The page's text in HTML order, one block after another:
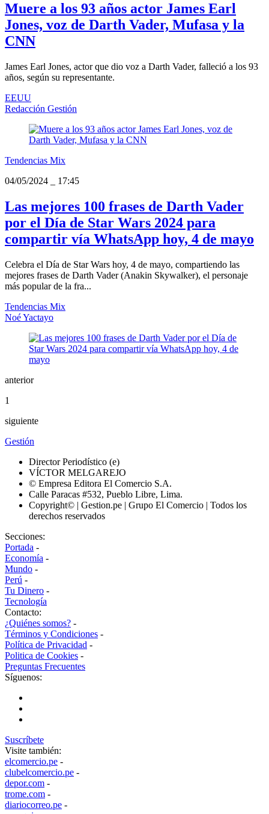
Muere a los 93 años actor James Earl
Jones, voz de Darth Vader, Mufasa y la
CNN
James Earl Jones, actor que dio voz a Darth Vader, falleció a los 93
años, según su representante.
EEUU
Redacción Gestión
Tendencias Mix
04/05/2024
17:45
Las mejores 100 frases de Darth Vader
por el Día de Star Wars 2024 para
compartir vía WhatsApp hoy, 4 de mayo
Celebra el Día de Star Wars hoy, 4 de mayo, compartiendo las
mejores frases de Darth Vader (Anakin Skywalker), el personaje
más popular de la fra...
Tendencias Mix
Noé Yactayo
anterior
1
siguiente
Gestión
Director Periodístico (e)
VÍCTOR MELGAREJO
© Empresa Editora El Comercio S.A.
Calle Paracas #532, Pueblo Libre, Lima.
Copyright© | Gestion.pe | Grupo El Comercio | Todos los
derechos reservados
Secciones:
Portada -
Economía -
Mundo -
Perú -
Tu Dinero -
Tecnología
Contacto:
¿Quiénes somos? -
Términos y Condiciones -
Política de Privacidad -
Politica de Cookies -
Preguntas Frecuentes
Síguenos:
Suscríbete
Visite también:
elcomercio.pe -
clubelcomercio.pe -
depor.com -
trome.com -
diariocorreo.pe -